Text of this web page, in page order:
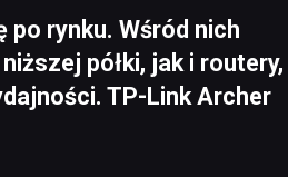
po rynku. Wśród nich
półki, jak i routery,
TP-Link Archer